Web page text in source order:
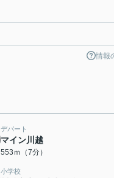
情報
デパート
マイン川越
553ｍ（7分）
小学校